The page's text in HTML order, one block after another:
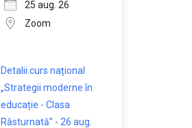
25 aug. 26
Zoom
Detalii curs național
„Strategii moderne în
educație - Clasa
Răsturnată” - 26 aug.